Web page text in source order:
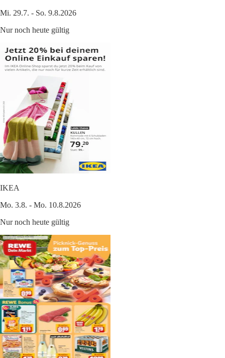
Mi. 29.7. - So. 9.8.2026
Nur noch heute gültig
IKEA
Mo. 3.8. - Mo. 10.8.2026
Nur noch heute gültig